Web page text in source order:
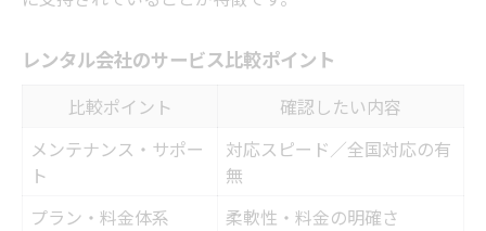
レンタル会社のサービス比較ポイント
比較ポイント
確認したい内容
メンテナンス・サポー
ト
対応スピード／全国対応の有
無
プラン・料金体系
柔軟性・料金の明確さ